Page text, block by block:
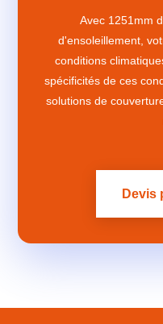
Avec 1251mm
d'ensoleillement,
conditions
spécificités de ces
solutions de
Devis